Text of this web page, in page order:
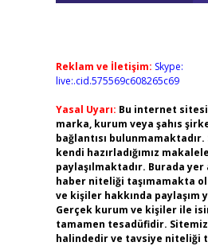
Reklam ve İletişim: Skype:
live:.cid.575569c608265c69
Yasal Uyarı: Bu internet
marka, kurum veya şahıs
bağlantısı bulunmamaktadır.
kendi hazırladığımız
paylaşılmaktadır. Burada
haber niteliği taşımamakta
ve kişiler hakkında paylaşım
Gerçek kurum ve kişiler ile
tamamen tesadüfidir.
halindedir ve tavsiye niteliği